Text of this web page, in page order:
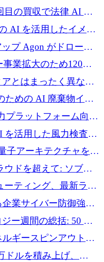
ウェアを拡張するた
を調達
目の買収で法律 AI ス
買収AI を活用したイメー
を拡張するためにシ
を確保
プ Agon がドローン
を構築、3,000 万ドル
業拡大のため120万
アとはまったく異なる
の「控えめな」後任
ための AI 廃棄物イン
ためにシリーズ B で
プラットフォーム向け
ドを獲得
を活用した風力検査の
万ポンド以上を確保
子アーキテクチャを拡
ドルを調達
ウドを超えて: ソブリ
対する DFINITY の
ーティング、最新ラウ
ドルを目標
企業サイバー防御強化
を調達
ー週間の総括: 50 以
以上を投資
ギースピンアウト原
ンドの資金調達でス
ドルを積み上げ、